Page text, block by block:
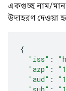
একগুচ্ছ নাম/
উদাহরণ দেওয়া
{
"iss" :
"azp" :
"aud" :